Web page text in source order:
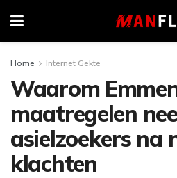
Home Internet Gekte
Waarom
maatregelen
asielzoekers na
klachten